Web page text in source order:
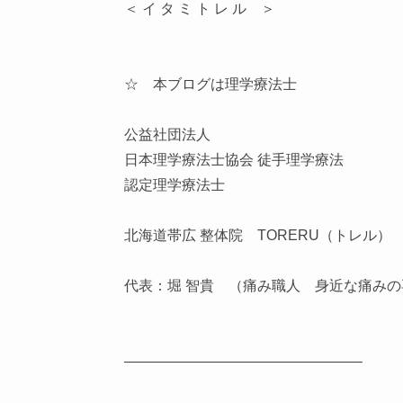
＜ イ タ ミ ト レ ル ＞
☆ 本ブログは理学療法士
公益社団法人
日本理学療法士協会 徒手理学療法
認定理学療法士
北海道帯広 整体院 TORERU（トレル）
代表：堀 智貴 （痛み職人 身近な痛みの
————————————————–